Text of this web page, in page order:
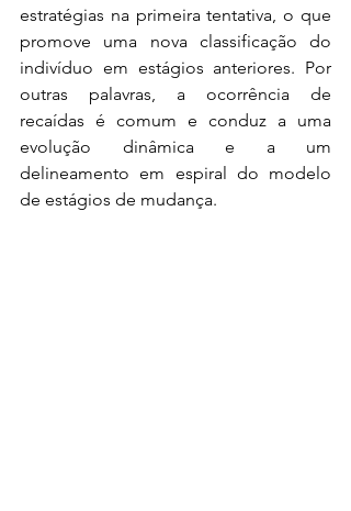
estratégias na primeira tentativa, o que
promove uma nova classificação do
indivíduo em estágios anteriores. Por
outras palavras, a ocorrência de
recaídas é comum e conduz a uma
evolução dinâmica e a um
delineamento em espiral do modelo
de estágios de mudança.